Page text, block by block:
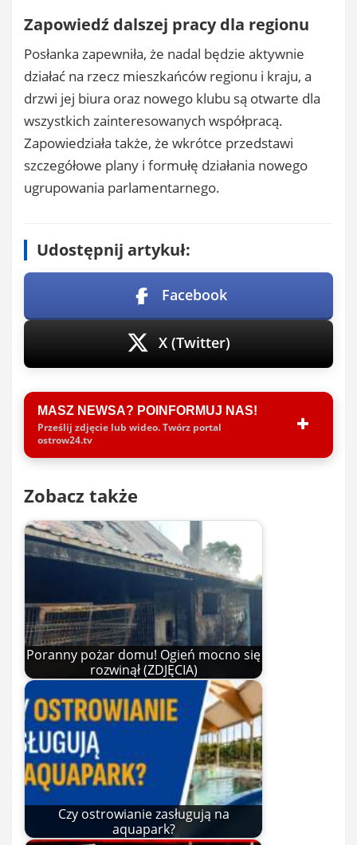
Zapowiedź dalszej pracy dla regionu
Posłanka zapewniła, że nadal będzie aktywnie
działać na rzecz mieszkańców regionu i kraju, a
drzwi jej biura oraz nowego klubu są otwarte dla
wszystkich zainteresowanych współpracą.
Zapowiedziała także, że wkrótce przedstawi
szczegółowe plany i formułę działania nowego
ugrupowania parlamentarnego.
Udostępnij artykuł:
Facebook
X (Twitter)
MASZ NEWSA? POINFORMUJ NAS!
Prześlij zdjęcie lub wideo. Twórz portal
ostrow24.tv
Zobacz także
Poranny pożar domu! Ogień mocno się
rozwinął (ZDJĘCIA)
Czy ostrowianie zasługują na
aquapark?